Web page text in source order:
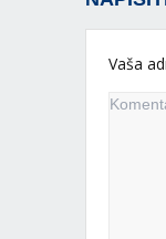
Vaša